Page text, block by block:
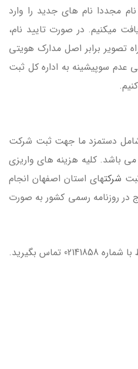
مجددا نام های جدید را وارد
میکنیم. در صورت تایید نام،
تصویر برابر اصل مدارک هویتی
عدم سوپیشینه به اداره کل ثبت
دستمزد ما جهت ثبت شرکت
هزار تومان می باشد. کلیه هزینه های واریزی
شرکتهای استان اصفهان انجام
روزنامه رسمی کشور به صورت
02141858 تماس بگیرید.